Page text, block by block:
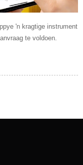
'n kragtige instrument
te voldoen.